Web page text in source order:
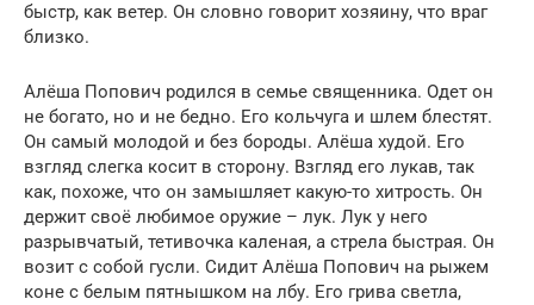
быстр, как ветер. Он словно говорит хозяину, что враг
близко.
Алёша Попович родился в семье священника. Одет он
не богато, но и не бедно. Его кольчуга и шлем блестят.
Он самый молодой и без бороды. Алёша худой. Его
взгляд слегка косит в сторону. Взгляд его лукав, так
как, похоже, что он замышляет какую-то хитрость. Он
держит своё любимое оружие – лук. Лук у него
разрывчатый, тетивочка каленая, а стрела быстрая. Он
возит с собой гусли. Сидит Алёша Попович на рыжем
коне с белым пятнышком на лбу. Его грива светла,